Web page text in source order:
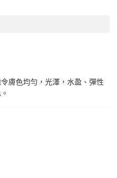
膚色均勻，光澤，水盈、彈性